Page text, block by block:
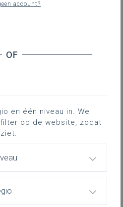
account?
en één niveau in. We
op de website, zodat